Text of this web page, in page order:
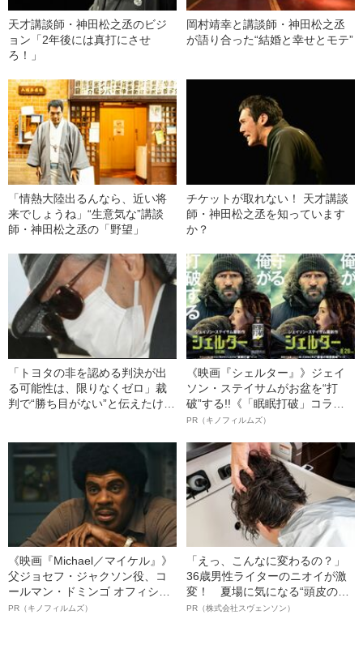
天才講談師・神田松之丞のビジ
ョン「2年後には真打にさせ
ろ！」
岡村靖幸と講談師・神田松之丞
が語り合った“結婚と幸せとモテ”
「情熱大陸出るんなら、近い将
来でしょうね」“生意気な”講談
師・神田松之丞の「野望」
チケットが取れない！ 天才講談
師・神田松之丞を知っています
か？
「トヨタの非を認める判決が出
る可能性は、限りなくゼロ」裁
判で“勝ち目がない”と伝えたけれ
《映画『シェルター』》ジェイ
ソン・ステイサムがお盆を“打
破”する!!《「眠眠打破」コラ
ボ》
PR（キノフィルムズ）
《映画『Michael／マイケル』》
父ジョセフ・ジャクソン役、コ
ールマン・ドミンゴ オフィシャ
ルインタビュー“観客を魅了した
PR（キノフィルムズ）
「えっ、こんなに変わるの？」
36歳男性ライターのニオイが激
変！ 夏場に気になる“頭皮のニ
オイ”や“ベタつき”を解消す
PR（株式会社スヴェンソン）